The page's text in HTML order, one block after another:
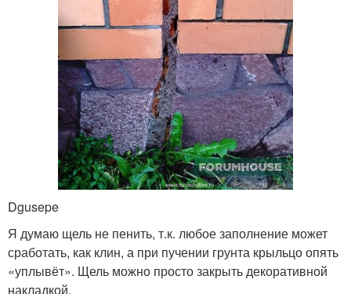
Dgusepe
Я думаю щель не пенить, т.к. любое заполнение может
сработать, как клин, а при пучении грунта крыльцо опять
«уплывёт». Щель можно просто закрыть декоративной
накладкой.